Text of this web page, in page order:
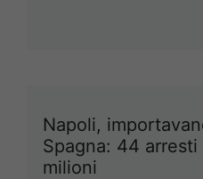
Napoli,
Spagna: 44
milioni